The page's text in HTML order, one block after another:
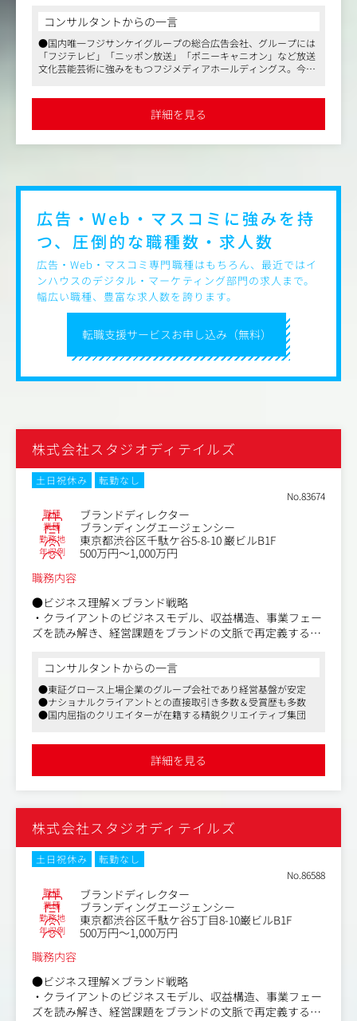
当、またはサポートも行っていただきます。
CDの下で多業種を受け持ち、スキルを上げていってもらい
たいと考えています。
コンサルタントからの一言
●国内唯一フジサンケイグループの総合広告会社、グループには
「フジテレビ」「ニッポン放送」「ポニーキャニオン」など放送
文化芸能芸術に強みをもつフジメディアホールディングス。今回
●マス媒体の扱い比重も高く、国民的アイドルに世界的アーティ
ストのプロモーションをはじめ、東京国際映画祭や大型スポーツ
イベント、映画・アニメ製作委員会への出資など、人気エンタメ
コンテンツビジネスを展開します
詳細を見る
転職支援サービスお申し込み（無料）
広告・Web・マスコミに強みを持
つ、圧倒的な職種数・求人数
広告・Web・マスコミ専門職種はもちろん、最近ではイ
ンハウスのデジタル・マーケティング部門の求人まで。
幅広い職種、豊富な求人数を誇ります。
株式会社スタジオディテイルズ
土日祝休み
転勤なし
No.83674
職種 ブランドディレクター
業種 ブランディングエージェンシー
勤務地 東京都渋谷区千駄ケ谷5-8-10 巌ビルB1F
年収例
500万円～1,000万円
職務内容
●ビジネス理解×ブランド戦略
・クライアントのビジネスモデル、収益構造、事業フェー
ズを読み解き、経営課題をブランドの文脈で再定義する
ドが人々の選択と生活にどう意味をもたらすかを起点に、
立ち位置と役割を再設計する
・ブランドブループリント(ブランドターゲット/インサイ
ト/コアバリュー/パーソナリティ/ベネフィット/エビデン
スなど)の策定
・ブランドアーキテクチャ(事業や製品、サービス間のブラ
●コミュニケーション戦略×クリエイティブ企画
・コミュニケーションターゲットの設定、カスタマージャ
ーニー、パーセプションフローの設計
・コミュニケーションコンセプト、タグラインの策定
・Web/SNS/店舗/イベントなど複数タッチポイントを統合
したコミュニケーション計画の立案
・クリエイティブディレクション：戦略の意図が体験とし
て成立しているかをアウトプットの最後まで問い続け、最
終判断と責任を持つ
・外部パートナー(デザイン、PR、映像など)の選定・ディ
レクション
●独自のブランド価値計測
コンサルタントからの一言
●東証グロース上場企業のグループ会社であり経営基盤が安定
●ナショナルクライアントとの直接取引き多数＆受賞歴も多数
●国内屈指のクリエイターが在籍する精鋭クリエイティブ集団
詳細を見る
株式会社スタジオディテイルズ
土日祝休み
転勤なし
No.86588
職種 ブランドディレクター
業種 ブランディングエージェンシー
勤務地 東京都渋谷区千駄ケ谷5丁目8-10巌ビルB1F
年収例
500万円～1,000万円
職務内容
●ビジネス理解×ブランド戦略
・クライアントのビジネスモデル、収益構造、事業フェー
ズを読み解き、経営課題をブランドの文脈で再定義する